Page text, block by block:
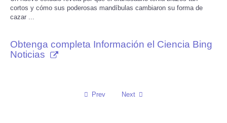
Pets
Press Releases
cortos y cómo sus poderosas mandíbulas cambiaron su forma de
cazar ...
Obtenga completa Información el Ciencia Bing
Noticias
Prev Next